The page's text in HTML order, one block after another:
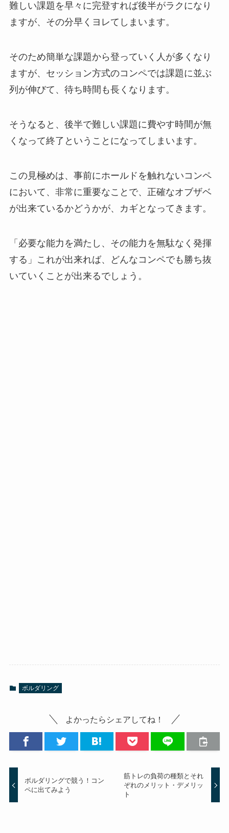
難しい課題を早々に完登すれば後半がラクになり
ますが、その分早くヨレてしまいます。
そのため簡単な課題から登っていく人が多くなり
ますが、セッション方式のコンペでは課題に並ぶ
列が伸びて、待ち時間も長くなります。
そうなると、後半で難しい課題に費やす時間が無
くなって終了ということになってしまいます。
この見極めは、事前にホールドを触れないコンペ
において、非常に重要なことで、正確なオブザベ
が出来ているかどうかが、カギとなってきます。
「必要な能力を満たし、その能力を無駄なく発揮
する」これが出来れば、どんなコンペでも勝ち抜
いていくことが出来るでしょう。
ボルダリング
よかったらシェアしてね！
ボルダリングで競う！コン
ペに出てみよう
筋トレの負荷の種類とそれ
ぞれのメリット・デメリッ
ト